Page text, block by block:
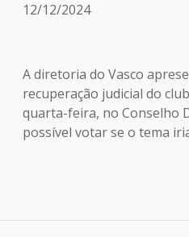
12/12/2024
A diretoria do Vasco
recuperação judicial do
quarta-feira, no Conselho
possível votar se o tema